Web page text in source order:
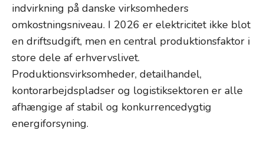
indvirkning på danske virksomheders
omkostningsniveau. I 2026 er elektricitet ikke blot
en driftsudgift, men en central produktionsfaktor i
store dele af erhvervslivet.
Produktionsvirksomheder, detailhandel,
kontorarbejdspladser og logistiksektoren er alle
afhængige af stabil og konkurrencedygtig
energiforsyning.